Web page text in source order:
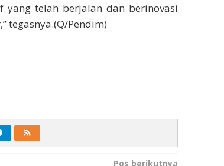
yang telah berjalan dan berinovasi
tegasnya.(Q/Pendim)
Pos berikutnya